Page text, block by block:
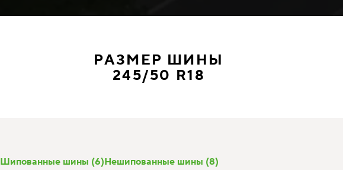
РАЗМЕР ШИНЫ
245/50 R18
Шипованные шины (6)Нешипованные шины (8)